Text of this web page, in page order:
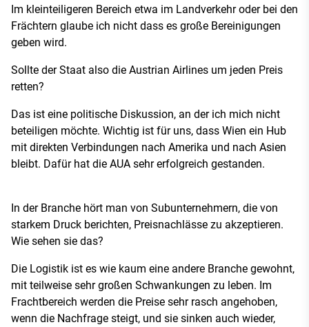
Im kleinteiligeren Bereich etwa im Landverkehr oder bei den
Frächtern glaube ich nicht dass es große Bereinigungen
geben wird.
Sollte der Staat also die Austrian Airlines um jeden Preis
retten?
Das ist eine politische Diskussion, an der ich mich nicht
beteiligen möchte. Wichtig ist für uns, dass Wien ein Hub
mit direkten Verbindungen nach Amerika und nach Asien
bleibt. Dafür hat die AUA sehr erfolgreich gestanden.
In der Branche hört man von Subunternehmern, die von
starkem Druck berichten, Preisnachlässe zu akzeptieren.
Wie sehen sie das?
Die Logistik ist es wie kaum eine andere Branche gewohnt,
mit teilweise sehr großen Schwankungen zu leben. Im
Frachtbereich werden die Preise sehr rasch angehoben,
wenn die Nachfrage steigt, und sie sinken auch wieder,